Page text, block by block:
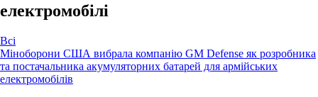
електромобілі
Всі
Міноборони США вибрала компанію GM Defense як розробника
та постачальника акумуляторних батарей для армійських
електромобілів